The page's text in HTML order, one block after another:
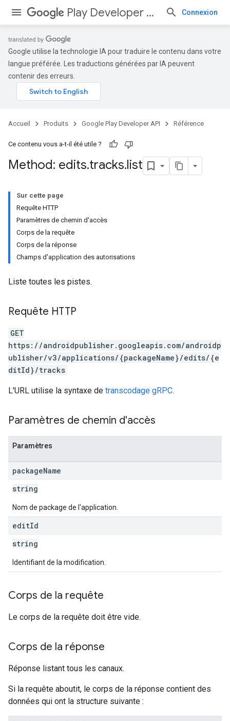
Play Developer API Connexion
Google utilise la technologie IA pour traduire le contenu dans votre
langue préférée. Les traductions générées par IA peuvent
contenir des erreurs.
Accueil Produits Google Play Developer API Référence
Ce contenu vous a-t-il été utile ?
Method: edits.tracks.list
Sur cette page
Requête HTTP
Paramètres de chemin d'accès
Corps de la requête
Corps de la réponse
Champs d'application des autorisations
Liste toutes les pistes.
Requête HTTP
GET
https://androidpublisher.googleapis.com/androidp
ublisher/v3/applications/{packageName}/edits/{e
ditId}/tracks
L'URL utilise la syntaxe de transcodage gRPC.
Paramètres de chemin d'accès
Paramètres
packageName
string
Nom de package de l'application.
editId
string
Identifiant de la modification.
Corps de la requête
Le corps de la requête doit être vide.
Corps de la réponse
Réponse listant tous les canaux.
Si la requête aboutit, le corps de la réponse contient des
données qui ont la structure suivante :